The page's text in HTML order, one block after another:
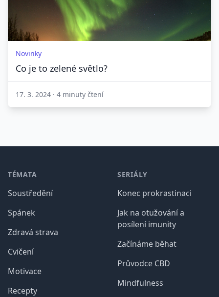
Novinky
Co je to zelené světlo?
17. 3. 2024 · 4 minuty čtení
TÉMATA
Soustředění
Spánek
Zdravá strava
Cvičení
Motivace
Recepty
SERIÁLY
Konec prokrastinaci
Jak na otužování a
posílení imunity
Začínáme běhat
Průvodce CBD
Mindfulness